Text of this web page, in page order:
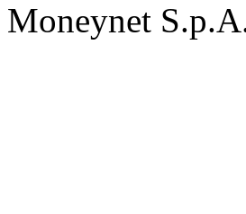
Moneynet